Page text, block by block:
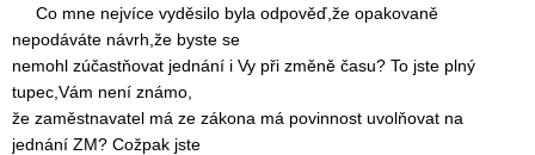
Co mne nejvíce vyděsilo byla odpověď,že opakovaně
nepodáváte návrh,že byste se
nemohl zúčastňovat jednání i Vy při změně času? To jste plný
tupec,Vám není známo,
že zaměstnavatel má ze zákona má povinnost uvolňovat na
jednání ZM? Cožpak jste